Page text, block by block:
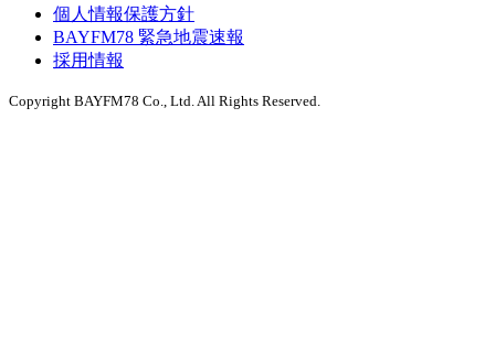
個人情報保護方針
BAYFM78 緊急地震速報
採用情報
Copyright BAYFM78 Co., Ltd. All Rights Reserved.